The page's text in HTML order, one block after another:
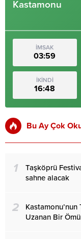
Kastamonu
İMSAK
03:59
İKİNDİ
16:48
Bu Ay Çok
1
Taşköprü
sahne alacak
2
Uzanan Bir